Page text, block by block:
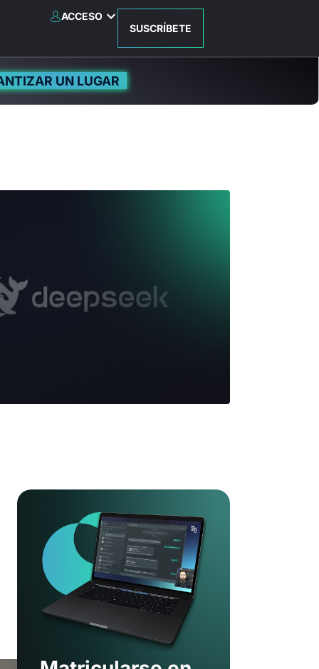
ACCESO
SUSCRÍBETE
UN LUGAR